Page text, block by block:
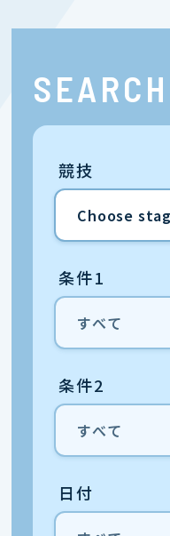
SEARCH
競技
条件1
条件2
日付